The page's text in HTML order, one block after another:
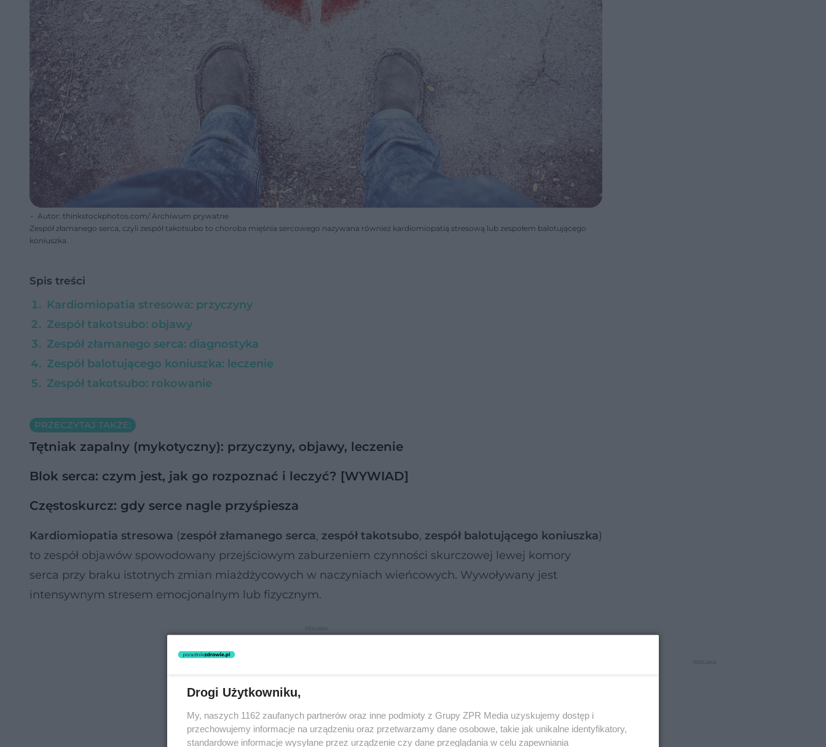
Autor: thinkstockphotos.com/ Archiwum prywatne
Zespół złamanego serca, czyli zespół takotsubo to choroba mięśnia sercowego nazywana również kardiomiopatią stresową lub zespołem balotującego
koniuszka.
Spis treści
Kardiomiopatia stresowa: przyczyny
Zespół takotsubo: objawy
Zespół złamanego serca: diagnostyka
Zespół balotującego koniuszka: leczenie
Zespół takotsubo: rokowanie
PRZECZYTAJ TAKŻE:
Tętniak zapalny (mykotyczny): przyczyny, objawy, leczenie
Blok serca: czym jest, jak go rozpoznać i leczyć? [WYWIAD]
Częstoskurcz: gdy serce nagle przyśpiesza
Kardiomiopatia stresowa (zespół złamanego serca, zespół takotsubo, zespół balotującego koniuszka)
to zespół objawów spowodowany przejściowym zaburzeniem czynności skurczowej lewej komory
serca przy braku istotnych zmian miażdżycowych w naczyniach wieńcowych. Wywoływany jest
intensywnym stresem emocjonalnym lub fizycznym.
Drogi Użytkowniku,
My, naszych 1162 zaufanych partnerów oraz inne podmioty z Grupy ZPR Media uzyskujemy dostęp i
przechowujemy informacje na urządzeniu oraz przetwarzamy dane osobowe, takie jak unikalne identyfikatory,
standardowe informacje wysyłane przez urządzenie czy dane przeglądania w celu zapewniania